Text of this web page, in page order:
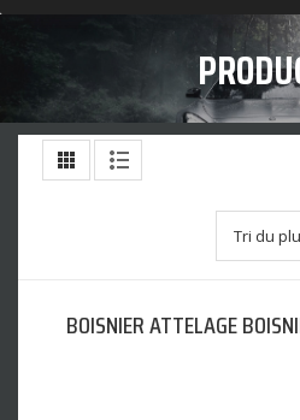
BOISNIER ATTELAGE